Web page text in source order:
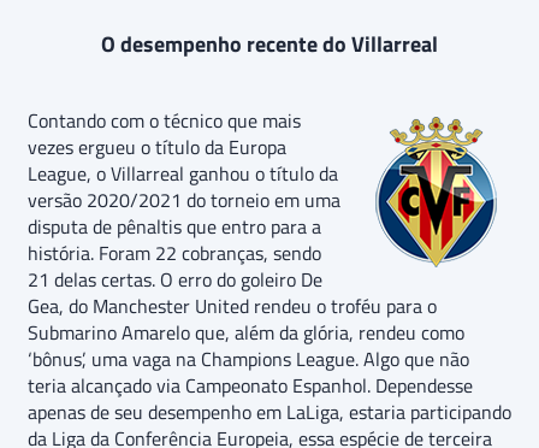
O desempenho recente do Villarreal
Contando com o técnico que mais
vezes ergueu o título da Europa
League, o Villarreal ganhou o título da
versão 2020/2021 do torneio em uma
disputa de pênaltis que entro para a
história. Foram 22 cobranças, sendo
21 delas certas. O erro do goleiro De
Gea, do Manchester United rendeu o troféu para o
Submarino Amarelo que, além da glória, rendeu como
‘bônus’, uma vaga na Champions League. Algo que não
teria alcançado via Campeonato Espanhol. Dependesse
apenas de seu desempenho em LaLiga, estaria participando
da Liga da Conferência Europeia, essa espécie de terceira